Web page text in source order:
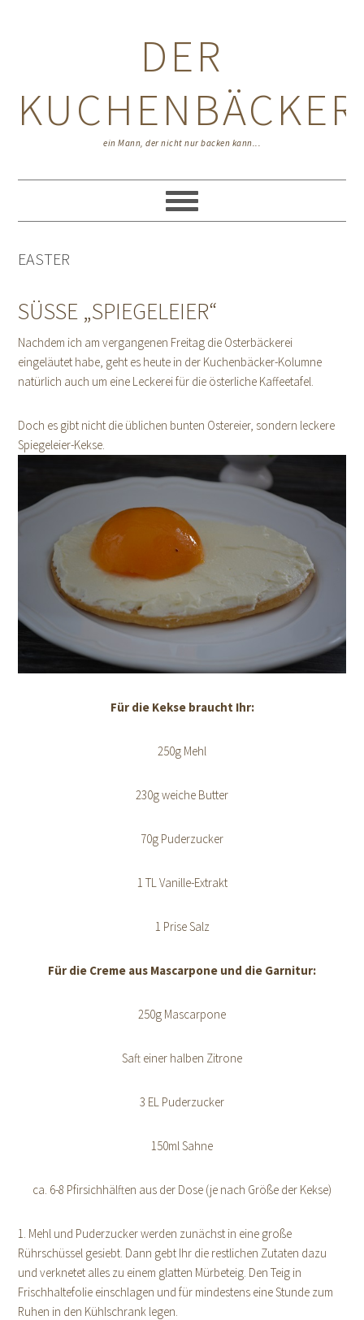
DER
KUCHENBÄCKER
ein Mann, der nicht nur backen kann...
EASTER
SÜSSE „SPIEGELEIER“
Nachdem ich am vergangenen Freitag die Osterbäckerei
eingeläutet habe, geht es heute in der Kuchenbäcker-Kolumne
natürlich auch um eine Leckerei für die österliche Kaffeetafel.
Doch es gibt nicht die üblichen bunten Ostereier, sondern leckere
Spiegeleier-Kekse.
Für die Kekse braucht Ihr:
250g Mehl
230g weiche Butter
70g Puderzucker
1 TL Vanille-Extrakt
1 Prise Salz
Für die Creme aus Mascarpone und die Garnitur:
250g Mascarpone
Saft einer halben Zitrone
3 EL Puderzucker
150ml Sahne
ca. 6-8 Pfirsichhälften aus der Dose (je nach Größe der Kekse)
1. Mehl und Puderzucker werden zunächst in eine große
Rührschüssel gesiebt. Dann gebt Ihr die restlichen Zutaten dazu
und verknetet alles zu einem glatten Mürbeteig. Den Teig in
Frischhaltefolie einschlagen und für mindestens eine Stunde zum
Ruhen in den Kühlschrank legen.